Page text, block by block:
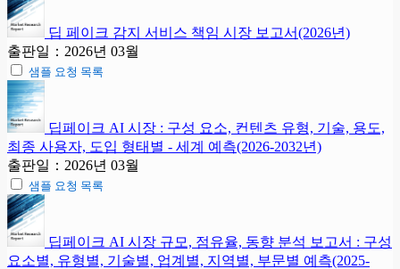
딥 페이크 감지 서비스 책임 시장 보고서(2026년)
출판일：2026년 03월
샘플 요청 목록
딥페이크 AI 시장 : 구성 요소, 컨텐츠 유형, 기술, 용도,
최종 사용자, 도입 형태별 - 세계 예측(2026-2032년)
출판일：2026년 03월
샘플 요청 목록
딥페이크 AI 시장 규모, 점유율, 동향 분석 보고서 : 구성
요소별, 유형별, 기술별, 업계별, 지역별, 부문별 예측(2025-